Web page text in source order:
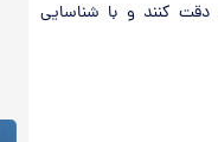
دقت کنند و با شناسایی